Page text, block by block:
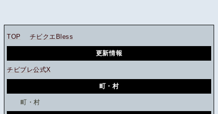
TOP チビクエBless
更新情報
チビブレ公式X
町・村
町・村